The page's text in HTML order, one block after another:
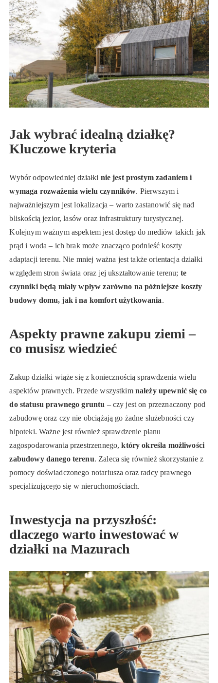
Jak wybrać idealną działkę?
Kluczowe kryteria
Wybór odpowiedniej działki nie jest prostym zadaniem i
wymaga rozważenia wielu czynników. Pierwszym i
najważniejszym jest lokalizacja – warto zastanowić się nad
bliskością jezior, lasów oraz infrastruktury turystycznej.
Kolejnym ważnym aspektem jest dostęp do mediów takich jak
prąd i woda – ich brak może znacząco podnieść koszty
adaptacji terenu. Nie mniej ważna jest także orientacja działki
względem stron świata oraz jej ukształtowanie terenu; te
czynniki będą miały wpływ zarówno na późniejsze koszty
budowy domu, jak i na komfort użytkowania.
Aspekty prawne zakupu ziemi –
co musisz wiedzieć
Zakup działki wiąże się z koniecznością sprawdzenia wielu
aspektów prawnych. Przede wszystkim należy upewnić się co
do statusu prawnego gruntu – czy jest on przeznaczony pod
zabudowę oraz czy nie obciążają go żadne służebności czy
hipoteki. Ważne jest również sprawdzenie planu
zagospodarowania przestrzennego, który określa możliwości
zabudowy danego terenu. Zaleca się również skorzystanie z
pomocy doświadczonego notariusza oraz radcy prawnego
specjalizującego się w nieruchomościach.
Inwestycja na przyszłość:
dlaczego warto inwestować w
działki na Mazurach